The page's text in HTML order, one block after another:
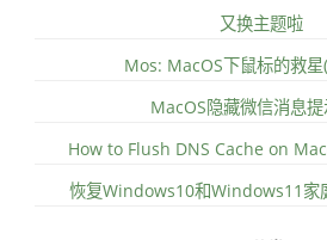
又换主题啦
Mos: MacOS下鼠标的救星
MacOS隐藏微信消息
How to Flush DNS Cache on
恢复Windows10和Windows11家